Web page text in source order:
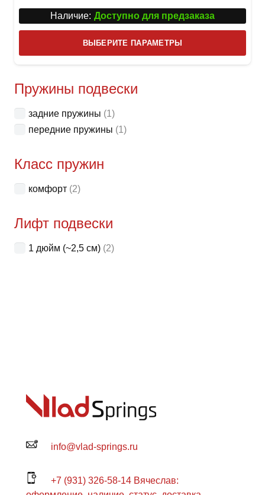
Наличие: Доступно для предзаказа
ВЫБЕРИТЕ ПАРАМЕТРЫ
товар
Пружины подвески
задние пружины (1)
передние пружины (1)
Класс пружин
комфорт (2)
Лифт подвески
1 дюйм (~2,5 см) (2)
info@vlad-springs.ru
+7 (931) 326-58-14 Вячеслав: